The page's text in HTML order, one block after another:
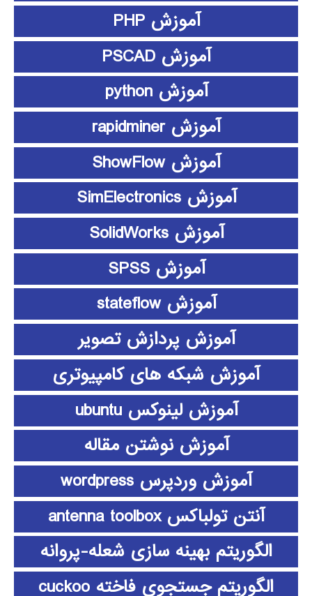
آموزش PHP
آموزش PSCAD
آموزش python
آموزش rapidminer
آموزش ShowFlow
آموزش SimElectronics
آموزش SolidWorks
آموزش SPSS
آموزش stateflow
آموزش پردازش تصویر
آموزش شبکه های کامپیوتری
آموزش لینوکس ubuntu
آموزش نوشتن مقاله
آموزش وردپرس wordpress
آنتن تولباکس antenna toolbox
الگوریتم بهینه سازی شعله-پروانه
الگوریتم جستجوی فاخته cuckoo